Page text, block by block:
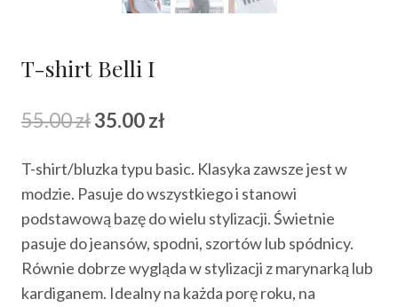
T-shirt Belli I
55.00złPierwotna
wynosiła:
55.00 zł.
35.00zł
wynosi:
35.00 zł.
T-shirt/bluzka typu basic. Klasyka zawsze jest w
modzie. Pasuje do wszystkiego i stanowi
podstawową bazę do wielu stylizacji. Świetnie
pasuje do jeansów, spodni, szortów lub spódnicy.
Równie dobrze wygląda w stylizacji z marynarką lub
kardiganem. Idealny na każda porę roku, na